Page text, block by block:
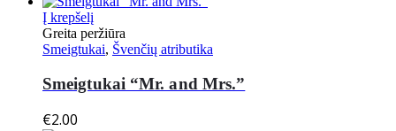
Į krepšelį
Greita peržiūra
Smeigtukai, Švenčių atributika
Smeigtukai “Mr. and Mrs.”
€2.00